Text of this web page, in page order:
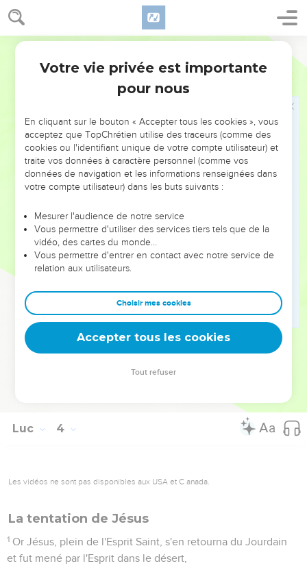
3
La généalogie de Jésus
Et Jésus lui-même commençait d'avoir environ trente ans,
étant, comme on l'estimait, fils de Joseph : d'Héli,
de Matthat, de Lévi, de Melchi, de Janna, de Joseph,
de Mattathie, d'Amos, de Nahum, d'Esli, de Naggé,
de Maath, de Mattathie, de Séméi, de Joseph, de Juda,
de Johanna, de Rhésa, de Zorobabel, de Salathiel, de Néri,
de Melchi, d'Addi, de Cosam, d'Elmodam, d'Er,
de Siméon, de Juda, de Joseph, de Jonan, d'Éliakim,
de Méléa, de Maïnan, de Mattatha, de Nathan,
de David, de Jessé, d'Obed, de Booz, de Salmon, de
Naasson,
d'Aminadab, d'Aram, d'Esrom, de Pharès, de Juda,
de Jacob, d'Isaac, d'Abraham, de Thara, de Nachor,
de Seruch, de Ragaü, de Phalek, d'Éber, de Sala,
Luc 4
Les vidéos ne sont pas disponibles aux USA et C anada.
La tentation de Jésus
1 Or Jésus, plein de l'Esprit Saint, s'en retourna du Jourdain
et fut mené par l'Esprit dans le désert,
Votre vie privée est importante
pour nous
En cliquant sur le bouton « Accepter tous les cookies », vous
acceptez que TopChrétien utilise des traceurs (comme des
cookies ou l'identifiant unique de votre compte utilisateur) et
traite vos données à caractère personnel (comme vos
données de navigation et les informations renseignées dans
votre compte utilisateur) dans les buts suivants :
Mesurer l'audience de notre service
Vous permettre d'utiliser des services tiers tels que de la
vidéo, des cartes du monde…
Vous permettre d'entrer en contact avec notre service de
relation aux utilisateurs.
Choisir mes cookies
Accepter tous les cookies
Tout refuser